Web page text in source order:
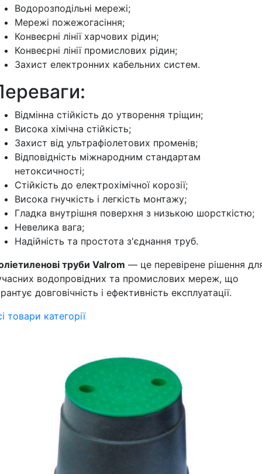
Водорозподільні мережі;
Мережі пожежогасіння;
Конвеєрні лінії харчових рідин;
Конвеєрні лінії промислових рідин;
Захист електронних кабельних систем.
Відмінна стійкість до утворення тріщин;
Висока хімічна стійкість;
Захист від ультрафіолетових променів;
Відповідність міжнародним стандартам
нетоксичності;
Стійкість до електрохімічної корозії;
Висока гнучкість і легкість монтажу;
Гладка внутрішня поверхня з низькою шорсткістю;
Невелика вага;
Надійність та простота з'єднання труб.
труби Valrom — це перевірене рішення
водопровідних та промислових мереж, що
довговічність і ефективність експлуатації.
товари категорії